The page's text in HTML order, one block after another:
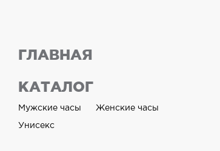
ГЛАВНАЯ
КАТАЛОГ
Мужские часы Женские часы
Унисекс